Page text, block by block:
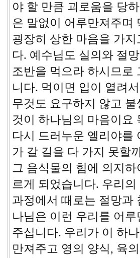
야 할 만큼 괴로움을 당
은 말없이 어루만져주며
굉장히 상한 마음을 가
다. 예수님도 실의와 절
조반을 먹으라 하시므로
니다. 먹이면 입이 열려
무것도 요구하지 않고
것이 하나님의 마음이요
다시 드러누운 엘리야를
가 갈 길을 다 가지 못할
그 음식물의 힘에 의지
르게 되었습니다. 우리
과정에서 때로는 절망과
나님은 이런 우리를 어
주십니다. 우리가 이 하
만져주고 영의 양식, 육